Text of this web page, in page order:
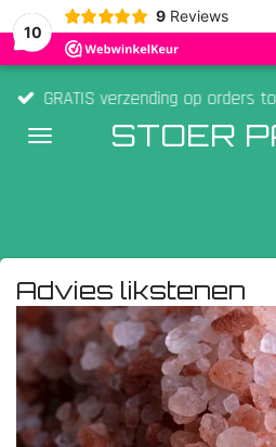
10
9 Reviews
STOER
GRATIS verzending op orders
Advies likstenen